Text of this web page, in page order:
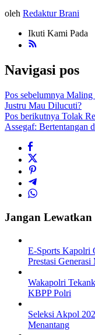
oleh Redaktur Brani
Ikuti Kami Pada
Navigasi pos
Pos sebelumnya Maling
Justru Mau Dilucuti?
Pos berikutnya Tolak
Assegaf: Bertentangan
Jangan Lewatkan
E-Sports Kapolri
Prestasi Generasi
Wakapolri
KBPP Polri
Seleksi Akpol
Menantang